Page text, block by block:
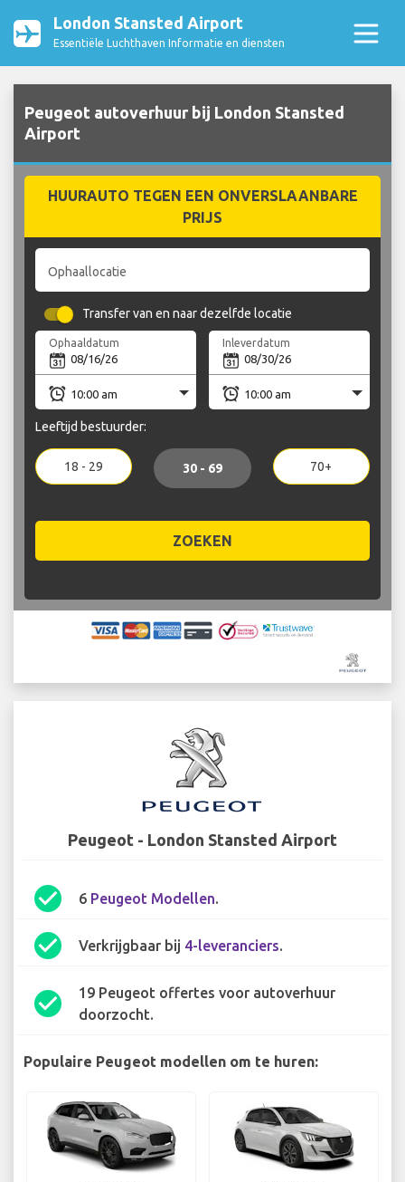
London Stansted Airport
Essentiële Luchthaven Informatie en diensten
Peugeot autoverhuur bij London Stansted
Airport
HUURAUTO TEGEN EEN ONVERSLAANBARE
PRIJS
Ophaallocatie
Transfer van en naar dezelfde locatie
Ophaaldatum Inleverdatum
Leeftijd bestuurder:
18 - 29 30 - 69 70+
ZOEKEN
Peugeot - London Stansted Airport
check_circle 6 Peugeot Modellen.
check_circle Verkrijgbaar bij 4-leveranciers.
check_circle
19 Peugeot offertes voor autoverhuur
doorzocht.
Populaire Peugeot modellen om te huren: